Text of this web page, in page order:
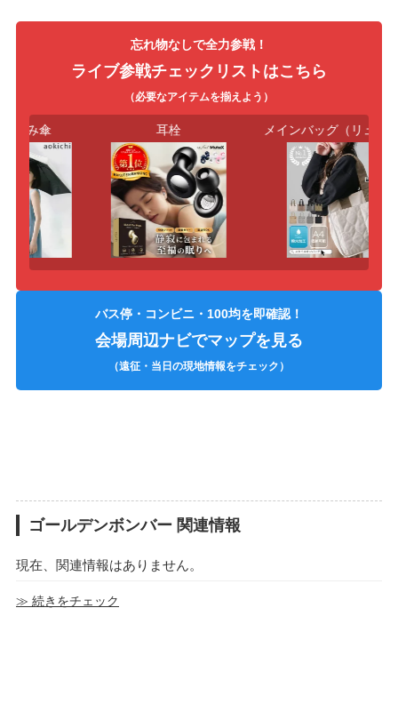
忘れ物なしで全力参戦！
ライブ参戦チェックリストはこちら
（必要なアイテムを揃えよう）
み傘 耳栓 メインバッグ（リュック
バス停・コンビニ・100均を即確認！
会場周辺ナビでマップを見る
（遠征・当日の現地情報をチェック）
ゴールデンボンバー 関連情報
現在、関連情報はありません。
≫ 続きをチェック